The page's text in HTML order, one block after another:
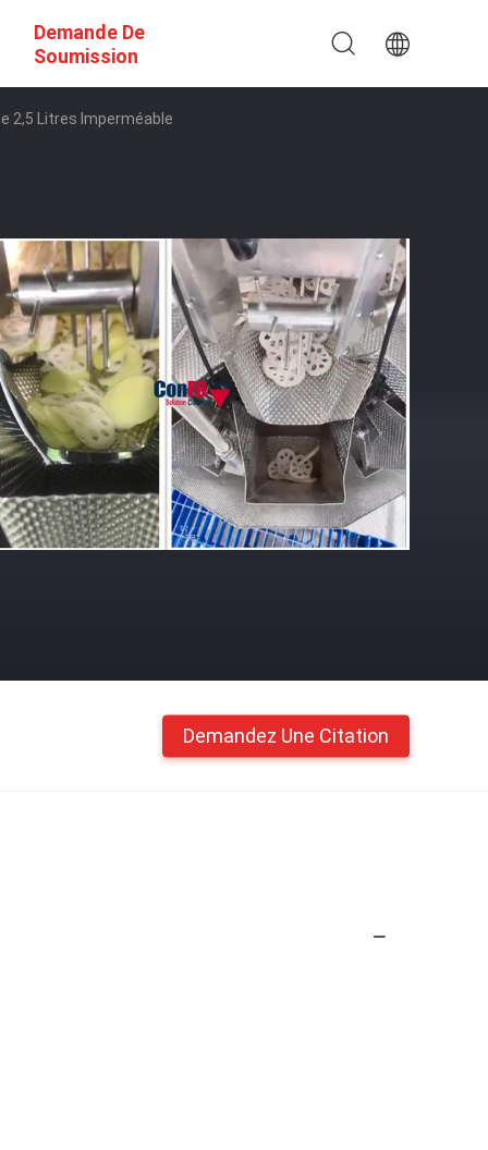
Demande De
Soumission
2,5 Litres Imperméable
Demandez Une Citation